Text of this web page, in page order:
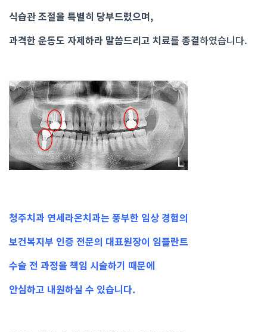
식습관 조절을 특별히 당부드렸으며,
과격한 운동도 자제하라 말씀드리고 치료를 종결하였습니다.
청주치과 연세라온치과는 풍부한 임상 경험의
보건복지부 인증 전문의 대표원장이 임플란트
수술 전 과정을 책임 시술하기 때문에
안심하고 내원하실 수 있습니다.